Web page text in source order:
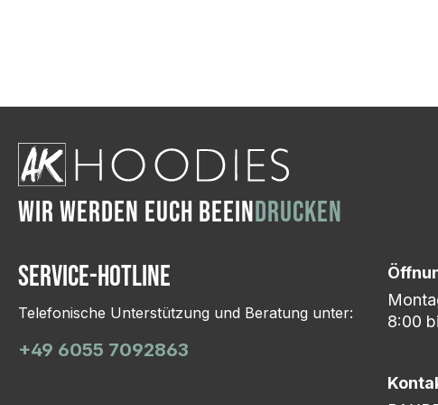
Hasselroth und
Wir ändern das Motiv so
WIR WERDEN EUCH BEEINDRUCKEN
Service-Hotline
Telefonische Unterstützung und Beratung unter:
+49 6055 7092863
8:00